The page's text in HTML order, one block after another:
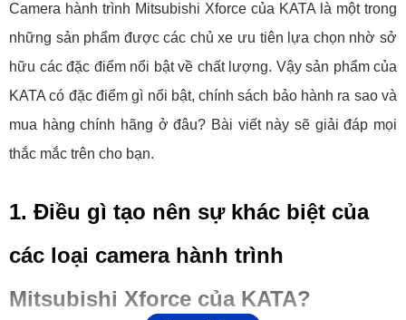
Camera hành trình Mitsubishi Xforce của KATA là một trong
những sản phẩm được các chủ xe ưu tiên lựa chọn nhờ sở
hữu các đặc điểm nổi bật về chất lượng. Vậy sản phẩm của
KATA có đặc điểm gì nổi bật, chính sách bảo hành ra sao và
mua hàng chính hãng ở đâu? Bài viết này sẽ giải đáp mọi
thắc mắc trên cho bạn.
1. Điều gì tạo nên sự khác biệt của
các loại camera hành trình
Mitsubishi Xforce của KATA?